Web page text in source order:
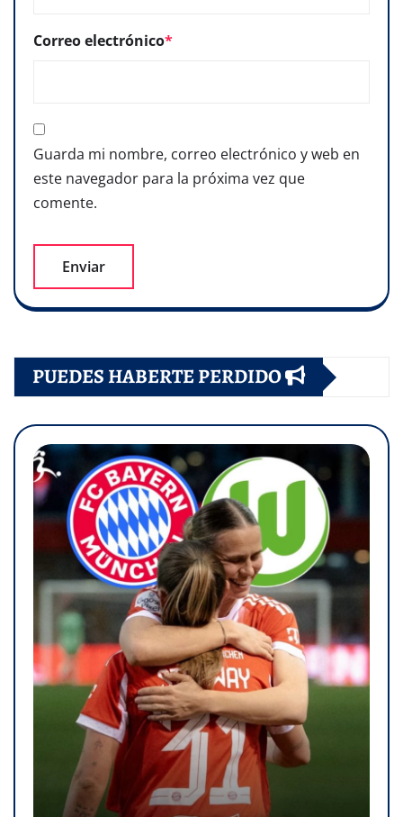
Correo electrónico*
Guarda mi nombre, correo electrónico y web en
este navegador para la próxima vez que
comente.
PUEDES HABERTE PERDIDO